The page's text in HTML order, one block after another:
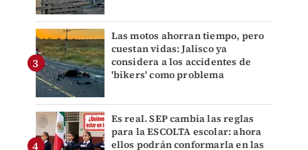
Las motos ahorran tiempo, pero
cuestan vidas: Jalisco ya
considera a los accidentes de
'bikers' como problema
Es real. SEP cambia las reglas
para la ESCOLTA escolar: ahora
ellos podrán conformarla en las